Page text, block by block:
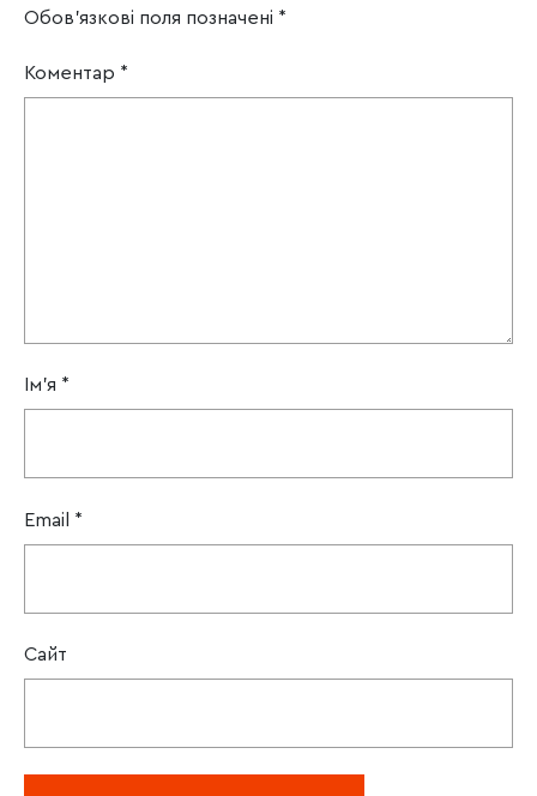
Обов’язкові поля позначені *
Коментар *
Ім'я *
Email *
Сайт